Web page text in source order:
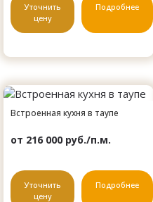
Уточнить
цену
Подробнее
Встроенная кухня в таупе
от 216 000 руб./п.м.
Уточнить
цену
Подробнее